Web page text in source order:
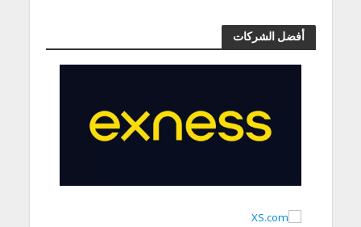
أفضل الشركات